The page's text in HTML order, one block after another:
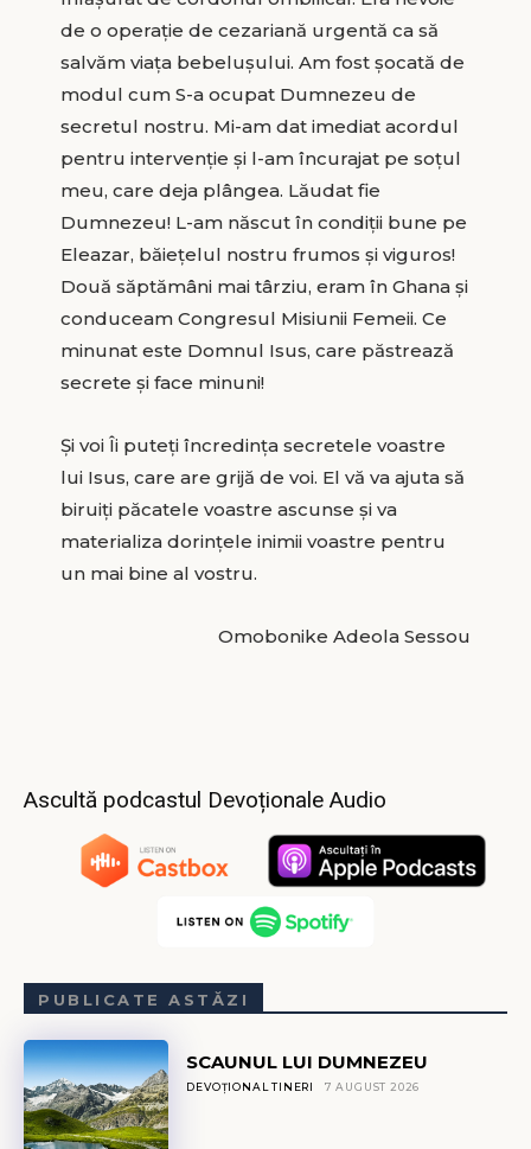
de o operație de cezariană urgentă ca să
salvăm viața bebelușului. Am fost șocată de
modul cum S-a ocupat Dumnezeu de
secretul nostru. Mi-am dat imediat acordul
pentru intervenție și l-am încurajat pe soțul
meu, care deja plângea. Lăudat fie
Dumnezeu! L-am născut în condiții bune pe
Eleazar, băiețelul nostru frumos și viguros!
Două săptămâni mai târziu, eram în Ghana și
conduceam Congresul Misiunii Femeii. Ce
minunat este Domnul Isus, care păstrează
secrete și face minuni!
Și voi Îi puteți încredința secretele voastre
lui Isus, care are grijă de voi. El vă va ajuta să
biruiți păcatele voastre ascunse și va
materializa dorințele inimii voastre pentru
un mai bine al vostru.
Omobonike Adeola Sessou
Ascultă podcastul Devoționale Audio
PUBLICATE ASTĂZI
SCAUNUL LUI DUMNEZEU
DEVOȚIONAL TINERI 7 AUGUST 2026